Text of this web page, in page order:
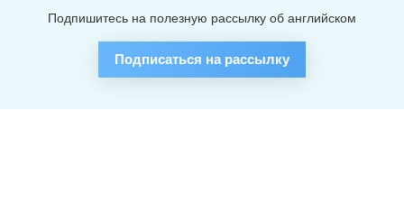
Подпишитесь на полезную рассылку об английском
Подписаться на рассылку